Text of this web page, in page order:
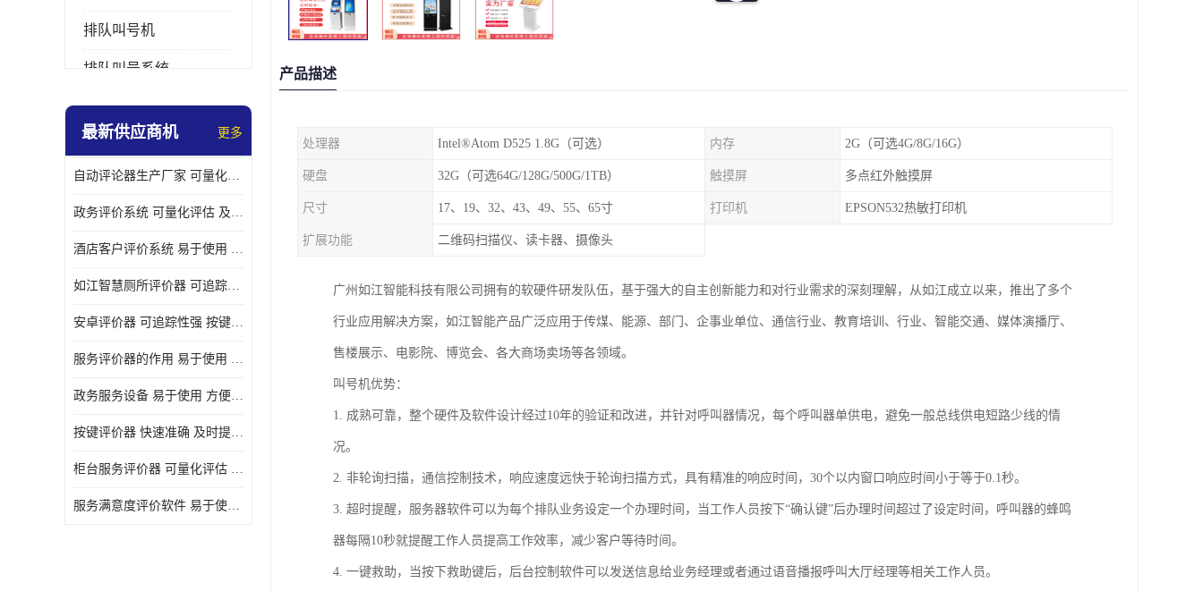
排队叫号机
排队叫号系统
拼接屏
壁挂广告机
液晶广告机
最新供应商机 更多
自动评论器生产厂家 可量化评估 适用于多种应用场景
政务评价系统 可量化评估 及时提供反馈
酒店客户评价系统 易于使用 按键响应速度
如江智慧厕所评价器 可追踪性强 及时提供反馈
安卓评价器 可追踪性强 按键响应速度
服务评价器的作用 易于使用 按键响应速度
政务服务设备 易于使用 方便数据记录和分析
按键评价器 快速准确 及时提供反馈
柜台服务评价器 可量化评估 及时提供反馈
服务满意度评价软件 易于使用 及时提供反馈
产品描述
处理器 Intel®Atom D525 1.8G（可选） 内存 2G（可选4G/8G/16G）
硬盘 32G（可选64G/128G/500G/1TB） 触摸屏 多点红外触摸屏
尺寸 17、19、32、43、49、55、65寸 打印机 EPSON532热敏打印机
扩展功能 二维码扫描仪、读卡器、摄像头
广州如江智能科技有限公司拥有的软硬件研发队伍，基于强大的自主创新能力和对行业需求的深刻理解，从如江成立以来，推出了多个
行业应用解决方案，如江智能产品广泛应用于传煤、能源、部门、企事业单位、通信行业、教育培训、行业、智能交通、媒体演播厅、
售楼展示、电影院、博览会、各大商场卖场等各领域。
叫号机优势：
1. 成熟可靠，整个硬件及软件设计经过10年的验证和改进，并针对呼叫器情况，每个呼叫器单供电，避免一般总线供电短路少线的情
况。
2. 非轮询扫描，通信控制技术，响应速度远快于轮询扫描方式，具有精准的响应时间，30个以内窗口响应时间小于等于0.1秒。
3. 超时提醒，服务器软件可以为每个排队业务设定一个办理时间，当工作人员按下“确认键”后办理时间超过了设定时间，呼叫器的蜂鸣
器每隔10秒就提醒工作人员提高工作效率，减少客户等待时间。
4. 一键救助，当按下救助键后，后台控制软件可以发送信息给业务经理或者通过语音播报呼叫大厅经理等相关工作人员。